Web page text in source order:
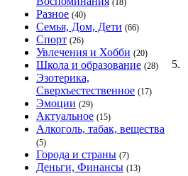
(18)
Разное (40)
Семья, Дом, Дети (66)
Спорт (26)
Увлечения и Хобби (20)
Школа и образование (28)
Эзотерика,
Сверхъестественное (17)
Эмоции (29)
Актуальное (15)
Алкоголь, табак, вещества
(5)
Города и страны (7)
Деньги, Финансы (13)
5.